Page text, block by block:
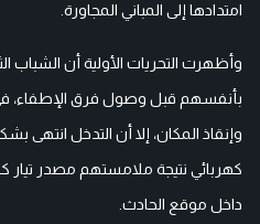
امتدادها إلى المباني المجاورة.
وأظهرت التحريات الأولية أن الشباب
بأنفسهم قبل وصول فرق الإطفاء،
وإنقاذ المكان، إلا أن التدخل
كهربائي نتيجة ملامستهم مصدر تيار
داخل موقع الحادث.